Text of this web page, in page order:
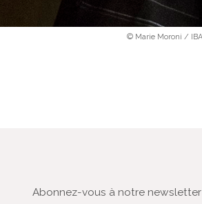
© Marie Moroni /
Abonnez-vous à notre newsletter